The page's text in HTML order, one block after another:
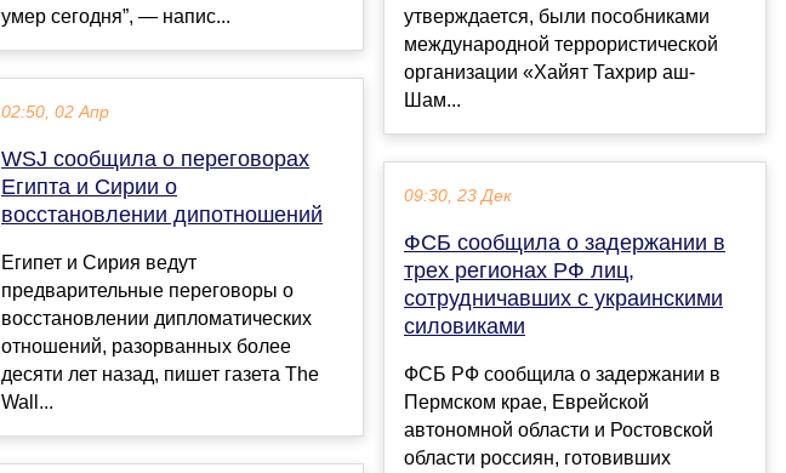
умер сегодня”, — напис...
02:50, 02 Апр
WSJ сообщила о переговорах
Египта и Сирии о
восстановлении дипотношений
Египет и Сирия ведут
предварительные переговоры о
восстановлении дипломатических
отношений, разорванных более
десяти лет назад, пишет газета The
Wall...
утверждается, были пособниками
международной террористической
организации «Хайят Тахрир аш-
Шам...
09:30, 23 Дек
ФСБ сообщила о задержании в
трех регионах РФ лиц,
сотрудничавших с украинскими
силовиками
ФСБ РФ сообщила о задержании в
Пермском крае, Еврейской
автономной области и Ростовской
области россиян, готовивших